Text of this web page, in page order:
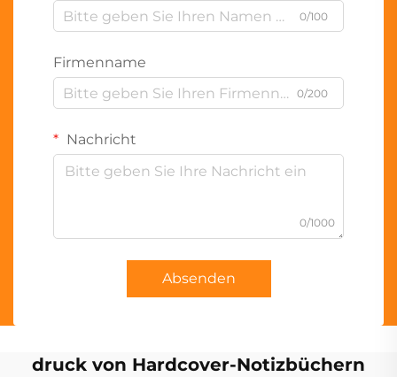
0/100
Firmenname
0/200
Nachricht
0/1000
Absenden
druck von Hardcover-Notizbüchern